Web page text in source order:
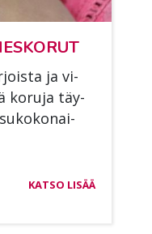
ja vi­
ko­ru­ja täy­
KATSO LISÄÄ